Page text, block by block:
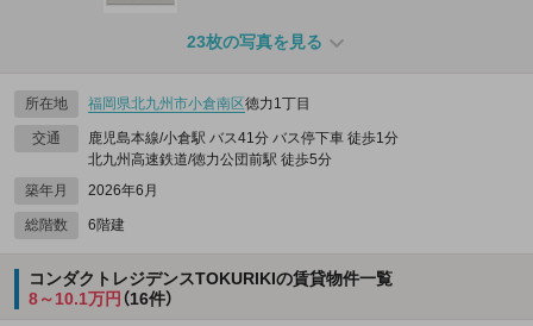
23枚の写真を見る
所在地 福岡県北九州市小倉南区徳力1丁目
交通
鹿児島本線/小倉駅 バス41分 バス停下車 徒歩1分
北九州高速鉄道/徳力公団前駅 徒歩5分
築年月
2026年6月
総階数 6階建
コンダクトレジデンスTOKURIKIの賃貸物件一覧
8～10.1万円 （16件）